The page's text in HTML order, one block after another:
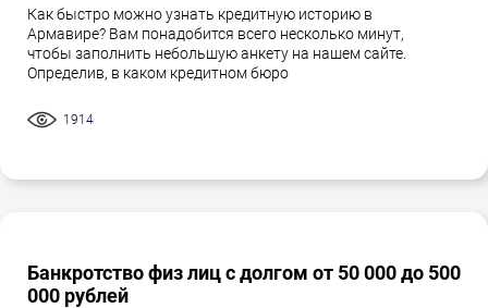
Как быстро можно узнать кредитную историю в
Армавире? Вам понадобится всего несколько минут,
чтобы заполнить небольшую анкету на нашем сайте.
Определив, в каком кредитном бюро
1914
Банкротство физ лиц с долгом от 50 000 до 500
000 рублей